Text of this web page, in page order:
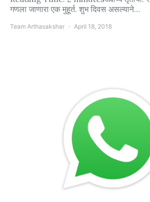
गणला जाणारा एक मुहूर्त. शुभ दिवस असल्याने…
Team Arthasakshar April 18, 2018